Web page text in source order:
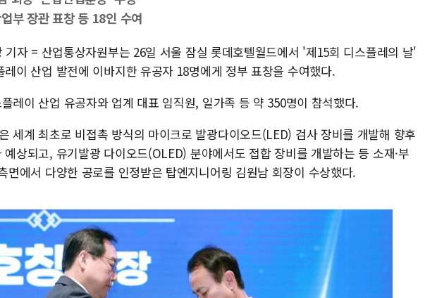
김정관 장관 "영업이익 N% 성과
청와대, 북한 단거리 탄도미사일 발
부 장관 표창 등 18인 수여
자 = 산업통상자원부는 26일 서울 잠실 롯데호텔월드에서 '제15회 디스플레의 날'
레이 산업 발전에 이바지한 유공자 18명에게 정부 표창을 수여했다.
레이 산업 유공자와 업계 대표 임직원, 일가족 등 약 350명이 참석했다.
세계 최초로 비접촉 방식의 마이크로 발광다이오드(LED) 검사 장비를 개발해 향후
상되고, 유기발광 다이오드(OLED) 분야에서도 접합 장비를 개발하는 등 소재·부
면에서 다양한 공로를 인정받은 탑엔지니어링 김원남 회장이 수상했다.